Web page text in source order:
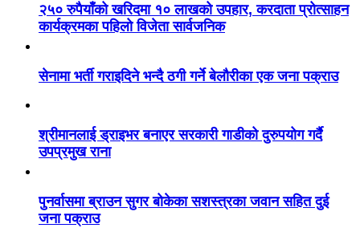
२५० रुपैयाँको खरिदमा १० लाखको उपहार, करदाता प्रोत्साहन
कार्यक्रमका पहिलो विजेता सार्वजनिक
सेनामा भर्ती गराइदिने भन्दै ठगी गर्ने बेलौरीका एक जना पक्राउ
श्रीमानलाई ड्राइभर बनाएर सरकारी गाडीको दुरुपयोग गर्दै
उपप्रमुख राना
पुनर्वासमा ब्राउन सुगर बोकेका सशस्त्रका जवान सहित दुई
जना पक्राउ